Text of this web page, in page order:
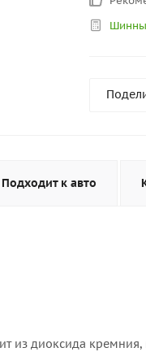
Подходит к авто
из диоксида кремния,